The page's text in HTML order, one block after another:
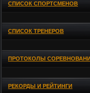
СПИСОК СПОРТСМЕНОВ
СПИСОК ТРЕНЕРОВ
ПРОТОКОЛЫ
РЕКОРДЫ И РЕЙТИНГИ